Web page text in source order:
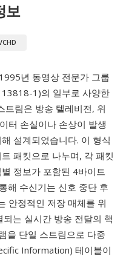
보
년 동영상 전문가 그룹
1)의 일부로 사양한
트림은 방송 텔레비전, 위
터 손실이나 손상이 발생
설계되었습니다. 이 형식
패킷으로 나누며, 각 패킷
정보가 포함된 4바이트
해 수신기는 신호 중단 후
안정적인 저장 매체를 위
는 실시간 방송 전달의 핵
을 단일 스트림으로 다중
Information) 테이블이